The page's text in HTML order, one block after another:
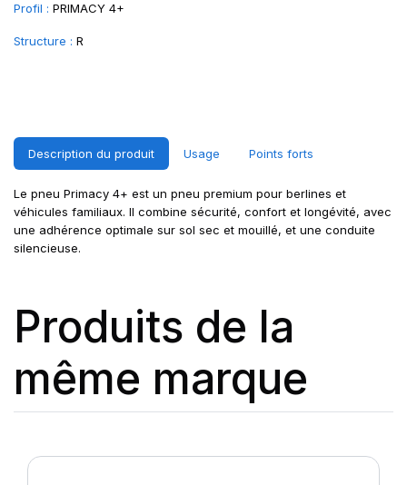
Profil : PRIMACY 4+
Structure : R
Description du produit Usage Points forts
Le pneu Primacy 4+ est un pneu premium pour berlines et
véhicules familiaux. Il combine sécurité, confort et longévité, avec
une adhérence optimale sur sol sec et mouillé, et une conduite
silencieuse.
Produits de la
même marque